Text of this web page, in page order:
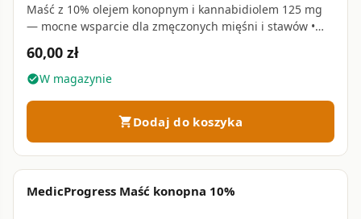
Maść z 10% olejem konopnym i kannabidiolem 125 mg
— mocne wsparcie dla zmęczonych mięśni i stawów •
60,00 zł
check_circleW magazynie
shopping_cartDodaj do koszyka
MedicProgress Maść konopna 10%